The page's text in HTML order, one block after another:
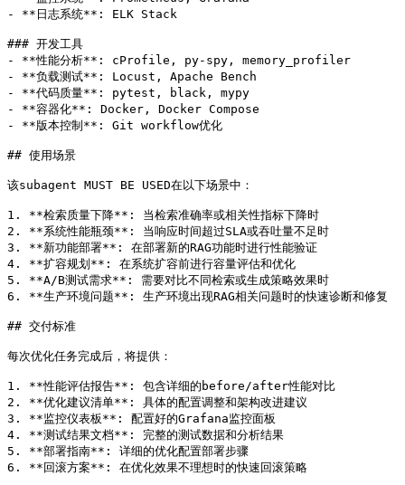
- **日志系统**: ELK Stack
### 开发工具
- **性能分析**: cProfile, py-spy, memory_profiler
- **负载测试**: Locust, Apache Bench
- **代码质量**: pytest, black, mypy
- **容器化**: Docker, Docker Compose
- **版本控制**: Git workflow优化
## 使用场景
该subagent MUST BE USED在以下场景中：
1. **检索质量下降**: 当检索准确率或相关性指标下降时
2. **系统性能瓶颈**: 当响应时间超过SLA或吞吐量不足时
3. **新功能部署**: 在部署新的RAG功能时进行性能验证
4. **扩容规划**: 在系统扩容前进行容量评估和优化
5. **A/B测试需求**: 需要对比不同检索或生成策略效果时
6. **生产环境问题**: 生产环境出现RAG相关问题时的快速诊断和修复
## 交付标准
每次优化任务完成后，将提供：
1. **性能评估报告**: 包含详细的before/after性能对比
2. **优化建议清单**: 具体的配置调整和架构改进建议
3. **监控仪表板**: 配置好的Grafana监控面板
4. **测试结果文档**: 完整的测试数据和分析结果
5. **部署指南**: 详细的优化配置部署步骤
6. **回滚方案**: 在优化效果不理想时的快速回滚策略